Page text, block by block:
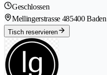
Geschlossen
Mellingerstrasse 485400 Baden
Tisch reservieren